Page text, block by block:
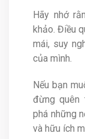
Hãy nhớ
khảo. Điều
mái, suy
của mình.
Nếu bạn
đừng quên
phá những
và hữu ích